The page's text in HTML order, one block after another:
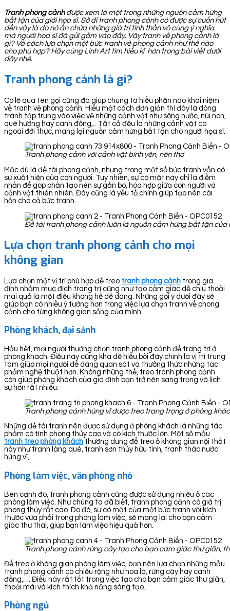
Tranh phong cảnhđược xem là một trong những nguồn cảm hứng
bất tận của giới họa sĩ. Sở dĩ tranh phong cảnh có được sự cuốn hút
đến vậy là do nó ẩn chứa những giá trị tinh thần vô cùng ý nghĩa
mà người họa sĩ đã gửi gắm vào đấy. Vậy tranh về phong cảnh là
gì? Và cách lựa chọn một bức tranh vẽ phong cảnh như thế nào
cho phù hợp? Hãy cùng Linh Art tìm hiểu kĩ hơn trong bài viết dưới
đây nhé.
Tranh phong cảnh là gì?
Có lẽ qua tên gọi cũng đã giúp chúng ta hiểu phần nào khái niệm
về tranh vẽ phong cảnh. Hiểu một cách đơn giản thì đây là dòng
tranh tập trung vào việc vẽ những cảnh vật như sông nước, núi non,
quê hương hay cánh đồng,.. Tất cả đều là những cảnh vật có
ngoài đời thực, mang lại nguồn cảm hứng bất tận cho người họa sĩ.
Tranh phong cảnh với cảnh vật bình yên, nên thơ
Mặc dù là đề tài phong cảnh, nhưng trong một số bức tranh vẫn có
sự xuất hiện của con người. Tuy nhiên, sự có mặt này chỉ là điểm
nhấn để góp phần tạo nên sự gắn bó, hòa hợp giữa con người và
cảnh vật thiên nhiên. Đây cũng là yếu tố chính giúp tạo nên cái
hồn cho cả bức tranh.
Đề tài tranh phong cảnh luôn là nguồn cảm hứng bất tận của
Lựa chọn tranh phong cảnh cho mọi
không gian
Lựa chọn một vị trí phù hợp để treo tranh phong cảnh trong gia
đình nhằm mục đích trang trí cũng như tạo cảm giác dễ chịu thoải
mái quả là một điều không hề dễ dàng. Những gợi ý dưới đây sẽ
giúp bạn có nhiều ý tưởng hơn trong việc lựa chọn tranh về phong
cảnh cho từng không gian sống của mình.
Phòng khách, đại sảnh
Hầu hết, mọi người thường chọn tranh phong cảnh để trang trí ở
phòng khách. Điều này cũng khá dễ hiểu bởi đây chính là vị trí trung
tâm giúp mọi người dễ dàng quan sát và thưởng thức những tác
phẩm nghệ thuật hơn. Không những thế, treo tranh phong cảnh
còn giúp phòng khách của gia đình bạn trở nên sang trọng và lịch
sự hơn rất nhiều.
Tranh phong cảnh hùng vĩ được treo trang trọng ở phòng
Những đề tài tranh nên được sử dụng ở phòng khách là những tác
phẩm có tính phong thủy cao và có kích thước lớn. Một số mẫu
tranh treo phòng khách thường dùng để treo ở không gian nội thất
này như tranh làng quê, tranh sơn thủy hữu tình, tranh thác nước
hùng vĩ,…
Phòng làm việc, văn phòng nhỏ
Bên cạnh đó, tranh phong cảnh cũng được sử dụng nhiều ở các
phòng làm việc. Như chúng ta đã biết, tranh phong cảnh có giá trị
phong thủy rất cao. Do đó, sự có mặt của một bức tranh với kích
thước vừa phải trong phòng làm việc, sẽ mang lại cho bạn cảm
giác thư thái, giúp bạn làm việc hiệu quả hơn.
Tranh phong cảnh rừng cây tạo cho bạn cảm giác thư giãn,
Để treo ở không gian phòng làm việc, bạn nên lựa chọn những mẫu
tranh phong cảnh có chiều rộng như hoa lá, rừng cây hay cánh
đồng,…. Điều này rất tốt trong việc tạo cho bạn cảm giác thư giãn,
thoải mái và kích thích khả năng sáng tạo.
Phòng ngủ